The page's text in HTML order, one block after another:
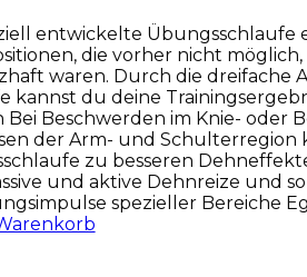
entwickelte Übungsschlaufe
die vorher nicht
waren. Durch die dreifache
kannst du deine
Bei Beschwerden im Knie- oder
der Arm- und Schulterregion
zu besseren
und aktive Dehnreize und
spezieller Bereiche